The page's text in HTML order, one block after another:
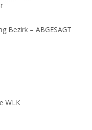
Bezirk – ABGESAGT
WLK